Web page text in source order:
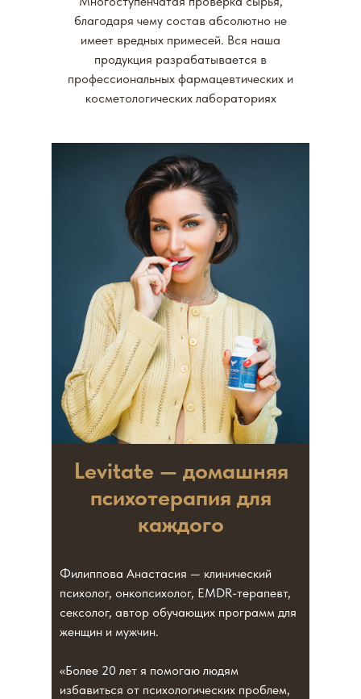
благодаря чему состав абсолютно не
имеет вредных примесей. Вся наша
продукция разрабатывается в
профессиональных фармацевтических и
косметологических лабораториях
Levitate — домашняя
психотерапия для
каждого
Филиппова Анастасия — клинический
психолог, онкопсихолог, EMDR-терапевт,
сексолог, автор обучающих программ для
женщин и мужчин.
«Более 20 лет я помогаю людям
избавиться от психологических проблем,